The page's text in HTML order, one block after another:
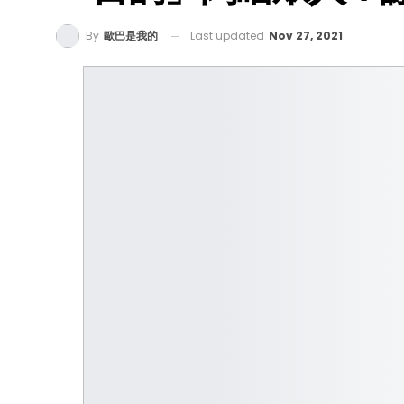
By 歐巴是我的 Last updated Nov 27, 2021